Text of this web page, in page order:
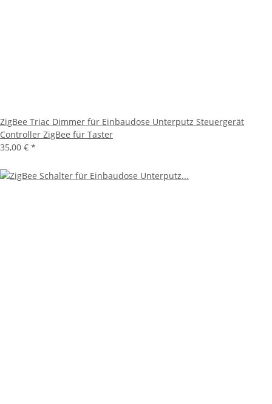
ZigBee Triac Dimmer für Einbaudose Unterputz Steuergerät
Controller ZigBee für Taster
35,00 € *